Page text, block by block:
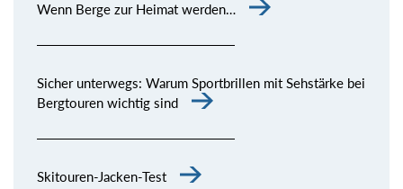
Wenn Berge zur Heimat werden…
Sicher unterwegs: Warum Sportbrillen mit Sehstärke bei
Bergtouren wichtig sind
Skitouren-Jacken-Test